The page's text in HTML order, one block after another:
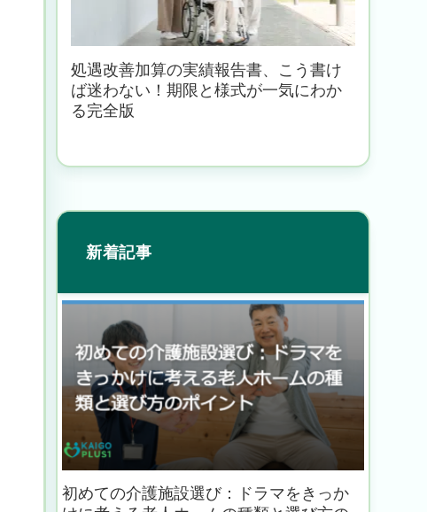
処遇改善加算の実績報告書、こう書け
ば迷わない！期限と様式が一気にわか
る完全版
新着記事
初めての介護施設選び：ドラマをきっか